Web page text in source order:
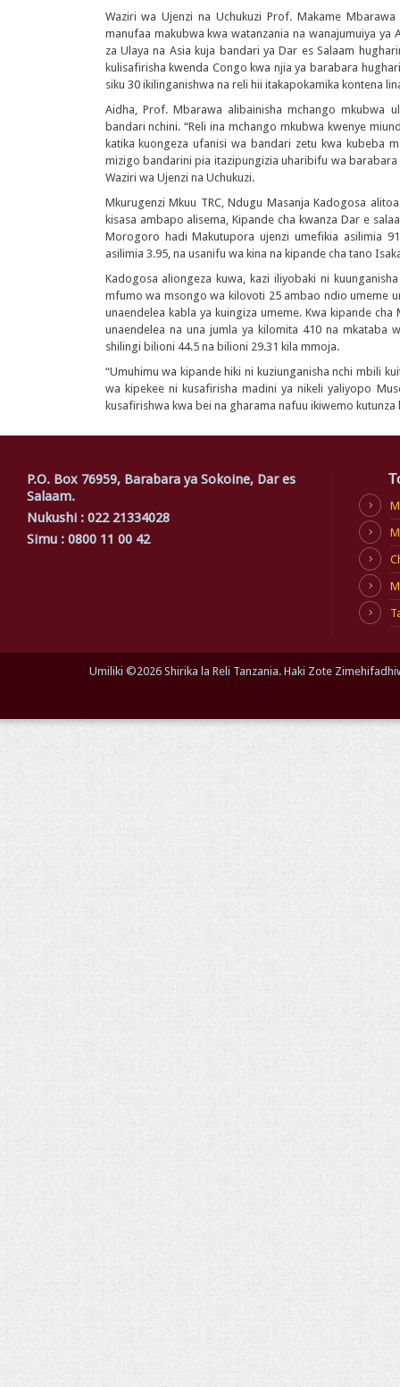
Waziri wa Ujenzi na Uchukuzi Prof. Makame
manufaa makubwa kwa watanzania na wanajumuiya
za Ulaya na Asia kuja bandari ya Dar es Salaam
kulisafirisha kwenda Congo kwa njia ya barabara
siku 30 ikilinganishwa na reli hii itakapokamika kontena
Aidha, Prof. Mbarawa alibainisha mchango mkubwa
bandari nchini. “Reli ina mchango mkubwa kwenye
katika kuongeza ufanisi wa bandari zetu kwa kubeba
mizigo bandarini pia itazipungizia uharibifu wa
Waziri wa Ujenzi na Uchukuzi.
Mkurugenzi Mkuu TRC, Ndugu Masanja Kadogosa
kisasa ambapo alisema, Kipande cha kwanza Dar e
Morogoro hadi Makutupora ujenzi umefikia asilimia
asilimia 3.95, na usanifu wa kina na kipande cha tano
Kadogosa aliongeza kuwa, kazi iliyobaki ni
mfumo wa msongo wa kilovoti 25 ambao ndio umeme
unaendelea kabla ya kuingiza umeme. Kwa kipande
unaendelea na una jumla ya kilomita 410 na mkataba
shilingi bilioni 44.5 na bilioni 29.31 kila mmoja.
“Umuhimu wa kipande hiki ni kuziunganisha nchi mbili
wa kipekee ni kusafirisha madini ya nikeli yaliyopo
kusafirishwa kwa bei na gharama nafuu ikiwemo
P.O. Box 76959, Barabara ya Sokoine, Dar es
Salaam.
Nukushi : 022 21334028
Simu : 0800 11 00 42
Umiliki ©2026 Shirika la Reli Tanzania. Haki Zote